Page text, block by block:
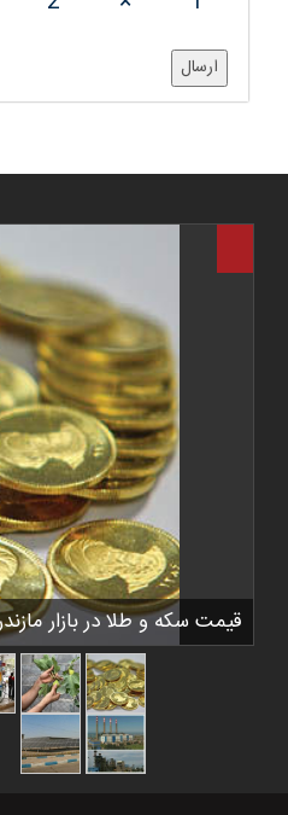
ارسال
قیمت سکه و طلا در بازار